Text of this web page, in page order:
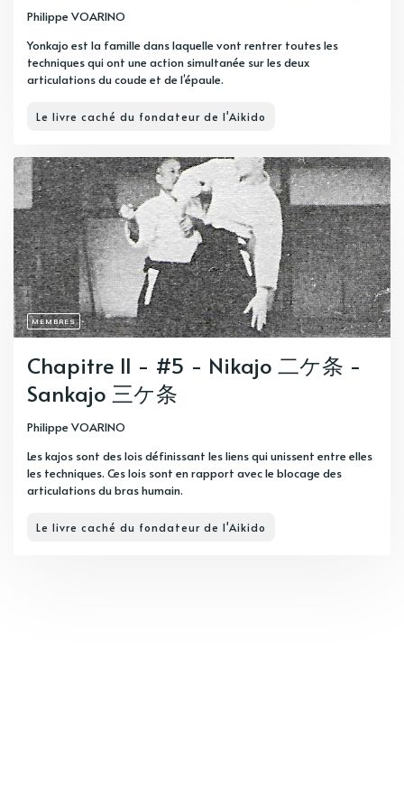
Philippe VOARINO
Yonkajo est la famille dans laquelle vont rentrer toutes les
techniques qui ont une action simultanée sur les deux
articulations du coude et de l’épaule.
Le livre caché du fondateur de l'Aikido
MEMBRES
Chapitre II - #5 - Nikajo 二ケ条 -
Sankajo 三ケ条
Philippe VOARINO
Les kajos sont des lois définissant les liens qui unissent entre elles
les techniques. Ces lois sont en rapport avec le blocage des
articulations du bras humain.
Le livre caché du fondateur de l'Aikido